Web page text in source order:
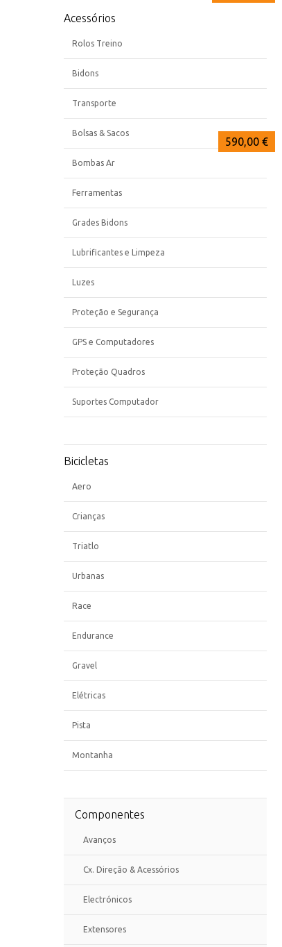
636,00 €
559,00 €
590,00 €
Acessórios
Rolos Treino
Bidons
Transporte
Bolsas & Sacos
Bombas Ar
Ferramentas
Grades Bidons
Lubrificantes e Limpeza
Luzes
Proteção e Segurança
GPS e Computadores
Proteção Quadros
Suportes Computador
Bicicletas
Aero
Crianças
Triatlo
Urbanas
Race
Endurance
Gravel
Elétricas
Pista
Montanha
Componentes
Avanços
Cx. Direção & Acessórios
Electrónicos
Extensores